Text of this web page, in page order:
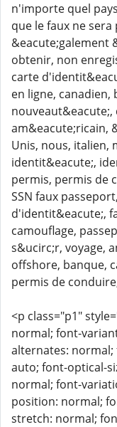
n'importe quel
que le faux ne
&eacute;galement
obtenir, non
carte
en ligne, canadien,
am&eacute;ricain,
Unis, nous, italien,
identit&eacute;,
permis, permis de
SSN faux
d'identit&eacute;,
camouflage,
s&ucirc;r, voyage,
offshore, banque,
permis de
<p class="p1"
normal; font-
alternates: normal;
auto; font-optical-
normal; font-
position: normal;
stretch: normal;